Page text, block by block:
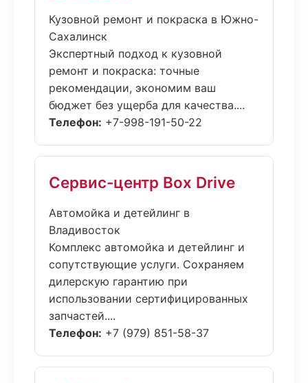
Кузовной ремонт и покраска в Южно-
Сахалинск
Экспертный подход к кузовной
ремонт и покраска: точные
рекомендации, экономим ваш
бюджет без ущерба для качества....
Телефон: +7-998-191-50-22
Сервис-центр Box Drive
Автомойка и детейлинг в
Владивосток
Комплекс автомойка и детейлинг и
сопутствующие услуги. Сохраняем
дилерскую гарантию при
использовании сертифицированных
запчастей....
Телефон: +7 (979) 851-58-37